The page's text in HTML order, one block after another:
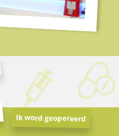
Ik word geopereerd